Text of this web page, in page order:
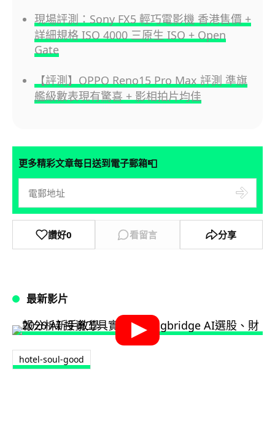
現場評測：Sony FX5 輕巧電影機 香港售價 +
詳細規格 ISO 4000 三原生 ISO + Open
Gate
【評測】OPPO Reno15 Pro Max 評測 準旗
艦級數表現有驚喜 + 影相拍片均佳
更多精彩文章每日送到電子郵箱📮
讚好0 看留言 分享
最新影片
hotel-soul-good